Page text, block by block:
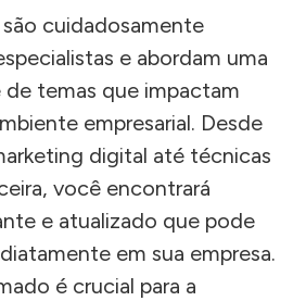
são cuidadosamente
e abordam uma
de temas que impactam
empresarial. Desde
digital até técnicas
você encontrará
e atualizado que pode
em sua empresa.
é crucial para a